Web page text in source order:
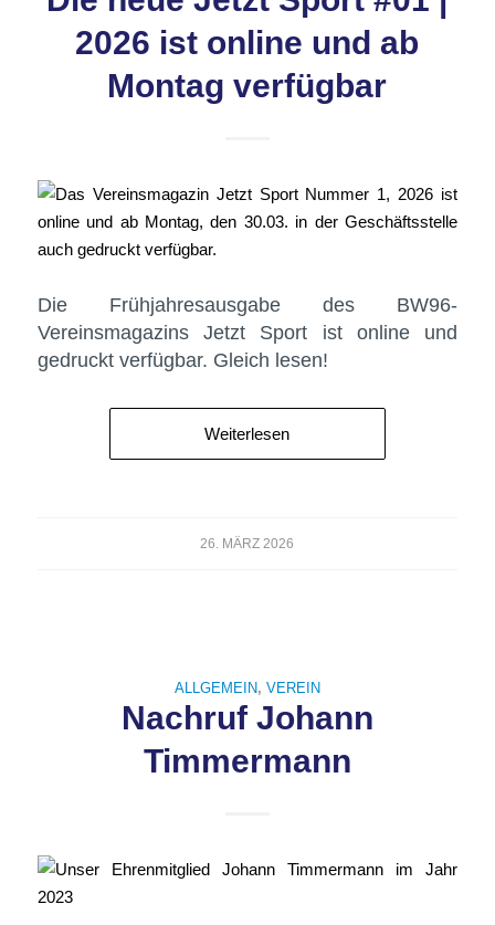
2026 ist online und ab
Montag verfügbar
Die Frühjahresausgabe des BW96-
Vereinsmagazins Jetzt Sport ist online und
gedruckt verfügbar. Gleich lesen!
Weiterlesen
26. MÄRZ 2026
ALLGEMEIN, VEREIN
Nachruf Johann
Timmermann